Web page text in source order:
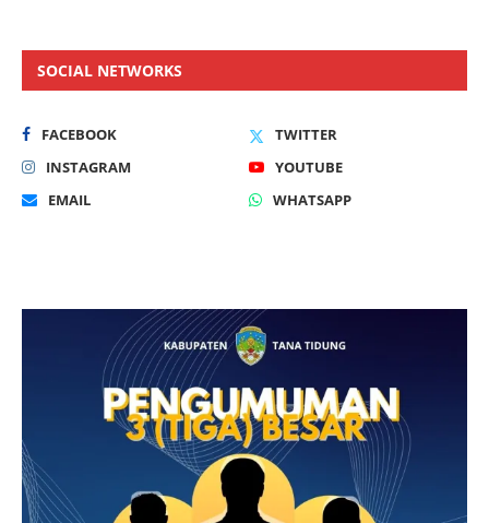
SOCIAL NETWORKS
FACEBOOK
TWITTER
INSTAGRAM
YOUTUBE
EMAIL
WHATSAPP